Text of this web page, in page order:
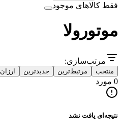
فقط کالاهای موجود
موتورولا
مرتب‌سازی:
منتخب مرتبط‌ترین جدیدترین
0 مورد
نتیجه‌ای یافت نشد